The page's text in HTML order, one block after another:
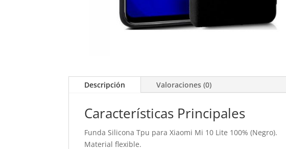
Descripción Valoraciones (0)
Características Principales
Funda Silicona Tpu para Xiaomi Mi 10 Lite 100% (Negro).
Material flexible.